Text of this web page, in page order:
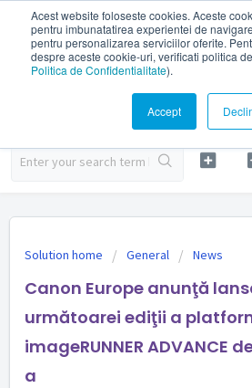
Acest website foloseste cookies. Aceste
pentru imbunatatirea experientei de
pentru personalizarea serviciilor oferite.
despre aceste cookie-uri, verificati politica
Politica de Confidentialitate).
Accept
Despec
Welcome
Solution home General News
Canon Europe anunţă
următoarei ediţii a
imageRUNNER ADVANCE
a